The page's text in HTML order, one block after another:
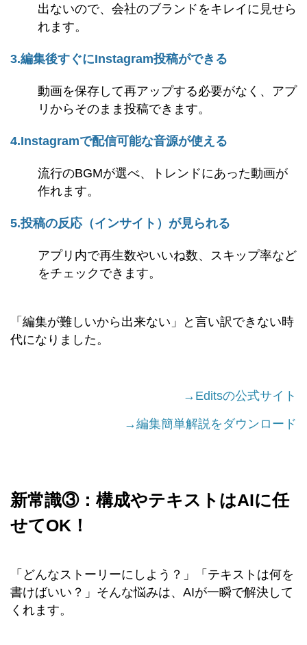
出ないので、会社のブランドをキレイに見せら
れます。
3.編集後すぐにInstagram投稿ができる
動画を保存して再アップする必要がなく、アプ
リからそのまま投稿できます。
4.Instagramで配信可能な音源が使える
流行のBGMが選べ、トレンドにあった動画が
作れます。
5.投稿の反応（インサイト）が見られる
アプリ内で再生数やいいね数、スキップ率など
をチェックできます。
「編集が難しいから出来ない」と言い訳できない時
代になりました。
→Editsの公式サイト
→編集簡単解説をダウンロード
新常識③：構成やテキストはAIに任
せてOK！
「どんなストーリーにしよう？」「テキストは何を
書けばいい？」そんな悩みは、AIが一瞬で解決して
くれます。